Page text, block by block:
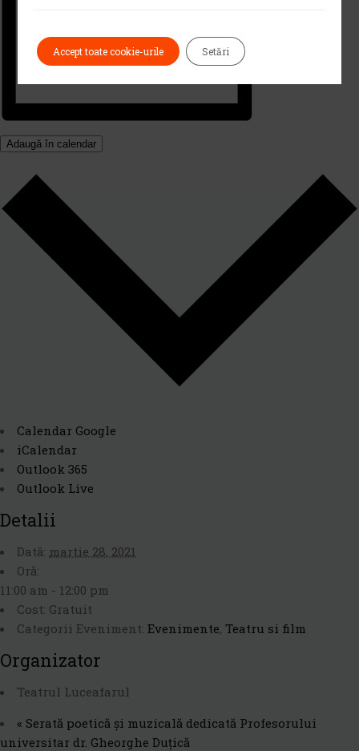
Adaugă în calendar
Calendar Google
iCalendar
Outlook 365
Outlook Live
Detalii
Dată: martie 28, 2021
Oră:
11:00 am - 12:00 pm
Cost: Gratuit
Categorii Eveniment: Evenimente, Teatru si film
Organizator
Teatrul Luceafarul
« Serată poetică și muzicală dedicată Profesorului
universitar dr. Gheorghe Duțică
Accept toate cookie-urile Setări